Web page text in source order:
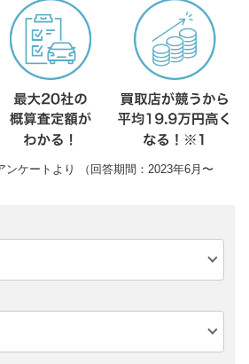
ンケートより （回答期間：2023年6月〜